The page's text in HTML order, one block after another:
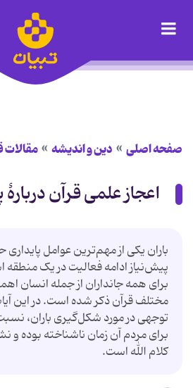
صفحه اصلی دین و اندیشه مقالات
اعجاز علمی قرآن دربارۀ
باران یکی از مهم‌ترین عوامل
پیش‌نیاز ادامه فعالیت در یک منطقه
برای همه جانداران از جمله انسان
مختلف قرآن ذکر شده است. در این
توجهی در مورد شکل‌گیری باران،
برای مردم آن زمان ناشناخته بوده و
کلام الله است.